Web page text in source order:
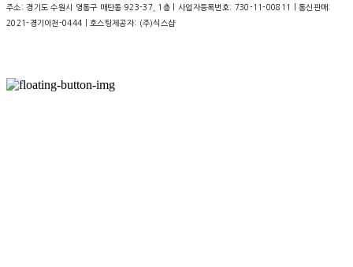
주소: 경기도 수원시 영통구 매탄동 923-37, 1층 | 사업자등록번호: 730-11-00811
| 통신판매:
2021-경기이천-0444 | 호스팅제공자: (주)식스샵